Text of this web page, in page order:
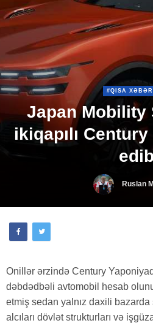
#QISA
Japan Mobility
ikiqapılı
edib
Ruslan
Onillər ərzində Century
dəbdədbəli avtomobil hesab
etmiş sedan yalnız daxili bazarda
alcıları dövlət strukturları və